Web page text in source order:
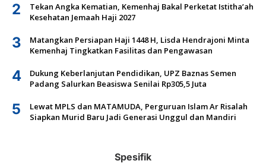
2
Tekan Angka Kematian, Kemenhaj Bakal Perketat Istitha’ah
Kesehatan Jemaah Haji 2027
3
Matangkan Persiapan Haji 1448 H, Lisda Hendrajoni Minta
Kemenhaj Tingkatkan Fasilitas dan Pengawasan
4
Dukung Keberlanjutan Pendidikan, UPZ Baznas Semen
Padang Salurkan Beasiswa Senilai Rp305,5 Juta
5
Lewat MPLS dan MATAMUDA, Perguruan Islam Ar Risalah
Siapkan Murid Baru Jadi Generasi Unggul dan Mandiri
Spesifik